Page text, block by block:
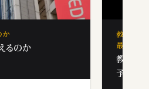
か
るのか
教育の地
最新勢力
教育の
予備校